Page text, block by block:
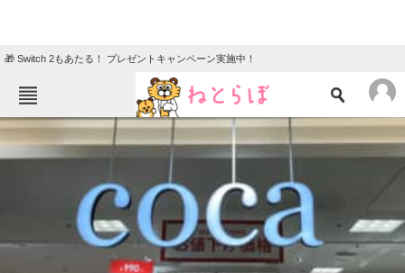
🎁 Switch 2もあたる！ プレゼントキャンペーン実施中！
ねとらぼメニュー
ニュース
クイズ
地域
教育・育児